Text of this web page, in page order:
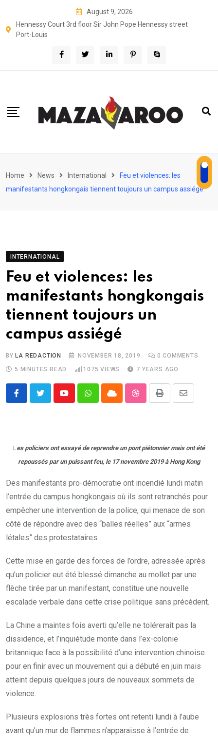
content
August 9, 2026
Hennessy Court 3rd floor Sir John Pope Hennessy street
Port-Louis
Home News International
Feu et violences: les
manifestants hongkongais tiennent toujours un campus assiégé
INTERNATIONAL
Feu et violences: les
manifestants hongkongais
tiennent toujours un
campus assiégé
BYLA REDACTION NOVEMBER 18, 2019 0 COMMENTS
5 MINUTES READ
1075 VIEWS 7 YEARS AGO
YoutubeWhatsappCloud StumbleUpon
Print
Share
Les policiers ont essayé de reprendre un pont piétonnier mais ont été
repoussés par un puissant feu, le 17 novembre 2019 à Hong Kong
Des manifestants pro-démocratie ont incendié lundi matin
l’entrée du campus hongkongais où ils sont retranchés pour
empêcher une intervention de la police, qui menace de son
côté de répondre avec des “balles réelles” aux “armes
létales” des protestataires.
Cette mise en garde des forces de l’ordre, adressée après
qu’un policier eut été blessé dimanche au mollet par une
flèche tirée par un manifestant, constitue une nouvelle
escalade verbale dans cette crise politique sans précédent.
La Chine a maintes fois averti qu’elle ne tolérerait pas la
dissidence, et l’inquiétude monte dans l’ex-colonie
britannique face à la possibilité d’une intervention chinoise
pour en finir avec un mouvement qui a débuté en juin mais
atteint depuis quelques jours de nouveaux sommets de
violence.
Plusieurs explosions très fortes ont retenti lundi à l’aube
avant qu’un mur de flammes n’apparaisse à l’entrée de